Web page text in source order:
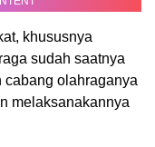
khususnya
sudah saatnya
cabang olahraganya
melaksanakannya